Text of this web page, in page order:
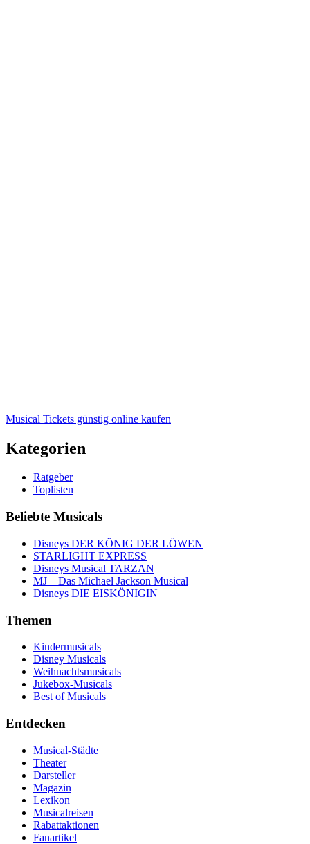
Musical Tickets günstig online kaufen
Kategorien
Ratgeber
Toplisten
Beliebte Musicals
Disneys DER KÖNIG DER LÖWEN
STARLIGHT EXPRESS
Disneys Musical TARZAN
MJ – Das Michael Jackson Musical
Disneys DIE EISKÖNIGIN
Themen
Kindermusicals
Disney Musicals
Weihnachtsmusicals
Jukebox-Musicals
Best of Musicals
Entdecken
Musical-Städte
Theater
Darsteller
Magazin
Lexikon
Musicalreisen
Rabattaktionen
Fanartikel